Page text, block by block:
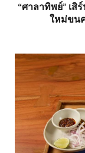
“ศาลาทิพย์” เสิ
ใหม่ขน